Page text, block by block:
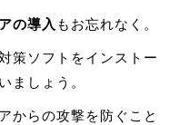
の導入 もお忘れなく。
策ソフトをインストー
ましょう。
からの攻撃を防ぐこと